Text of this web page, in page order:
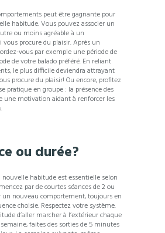
peut être gagnante pour
habitude. Vous pouvez associer un
ou moins agréable à un
procure du plaisir. Après un
vous par exemple une période de
de votre balado préféré. En reliant
le plus difficile deviendra attrayant
procure du plaisir! Ou encore, profitez
pratique en groupe : la présence des
une motivation aidant à renforcer les
ou durée?
nouvelle habitude est essentielle selon
par de courtes séances de 2 ou
nouveau comportement, toujours en
choisie. Respectez votre système.
d’aller marcher à l’extérieur chaque
faites des sorties de 5 minutes